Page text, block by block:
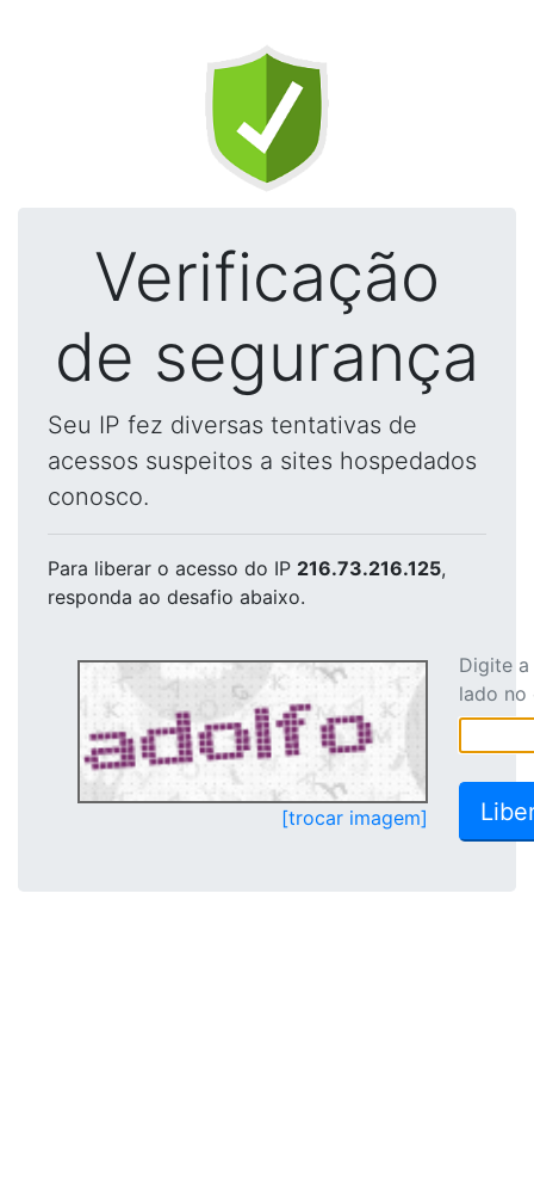
Verificação
de segurança
Seu IP fez diversas tentativas de
acessos suspeitos a sites hospedados
conosco.
Para liberar o acesso do IP 216.73.216.125,
responda ao desafio abaixo.
[trocar imagem]
Digite
lado no